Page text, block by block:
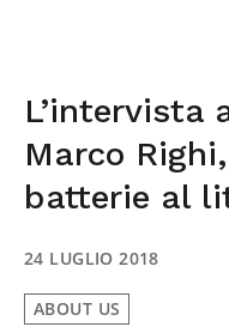
L’intervista
Marco
batterie al
24 LUGLIO 2018
ABOUT US